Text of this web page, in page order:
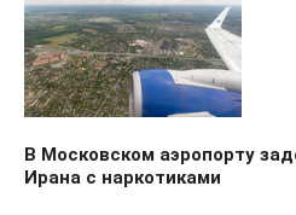
В Московском аэропорту
Ирана с наркотиками